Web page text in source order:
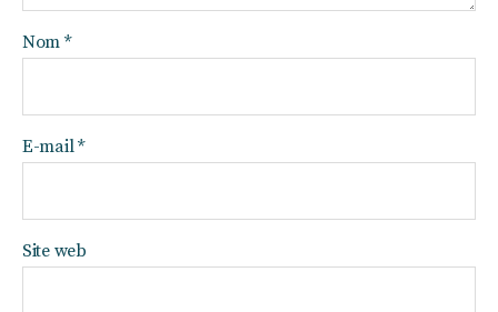
Nom *
E-mail*
Site web